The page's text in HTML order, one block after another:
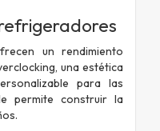
un rendimiento
una estética
para las
permite construir la